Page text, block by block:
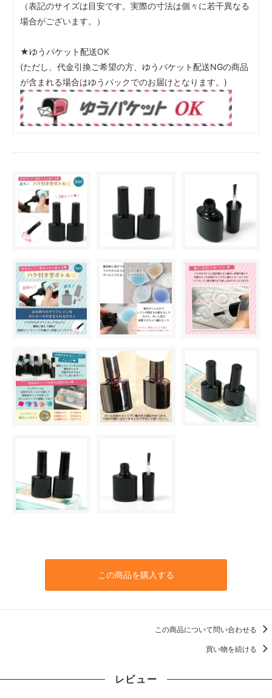
（表記のサイズは目安です。実際の寸法は個々に若干異なる
場合がございます。）
★ゆうパケット配送OK
(ただし、代金引換ご希望の方、ゆうパケット配送NGの商品
が含まれる場合はゆうパックでのお届けとなります。)
この商品を購入する
この商品について問い合わせる
買い物を続ける
レビュー